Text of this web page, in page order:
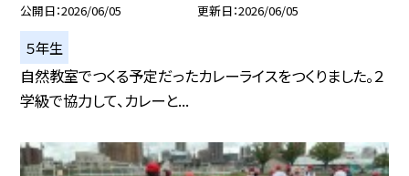
公開日 2026/06/05 更新日 2026/06/05
５年生
自然教室でつくる予定だったカレーライスをつくりました。２
学級で協力して、カレーと...